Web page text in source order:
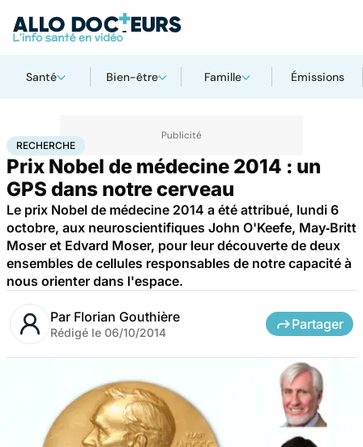
Santé Bien-être Famille Émissions
AccueilSantéMaladies Recherche
RECHERCHE
Prix Nobel de médecine 2014 : un
GPS dans notre cerveau
Le prix Nobel de médecine 2014 a été attribué, lundi 6
octobre, aux neuroscientifiques John O'Keefe, May‐Britt
Moser et Edvard Moser, pour leur découverte de deux
ensembles de cellules responsables de notre capacité à
nous orienter dans l'espace.
Par Florian Gouthière
Rédigé le 06/10/2014
Partager